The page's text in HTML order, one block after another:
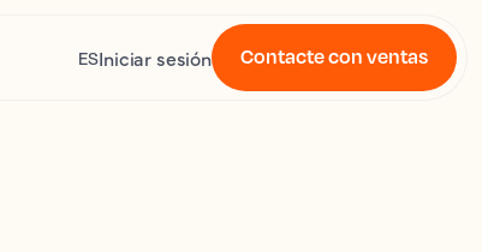
ESIniciar sesión Contacte con ventas